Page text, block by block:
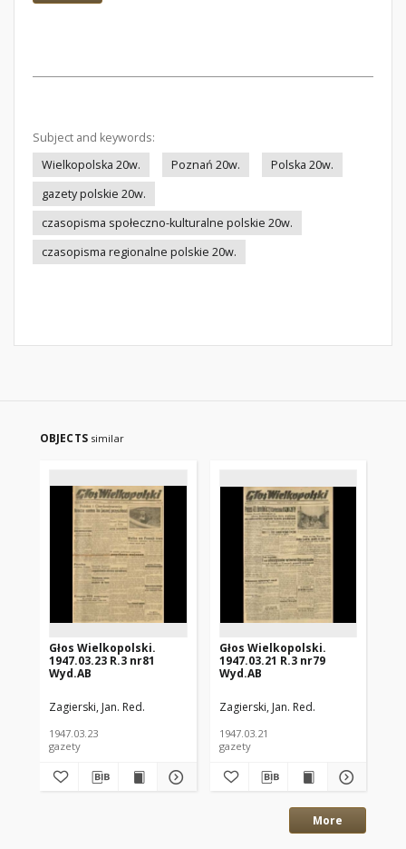
Subject and keywords:
Wielkopolska 20w.
Poznań 20w.
Polska 20w.
gazety polskie 20w.
czasopisma społeczno-kulturalne polskie 20w.
czasopisma regionalne polskie 20w.
OBJECTS similar
Głos Wielkopolski.
1947.03.23 R.3 nr81
Wyd.AB
Zagierski, Jan. Red.
1947.03.23
gazety
Głos Wielkopolski.
1947.03.21 R.3 nr79
Wyd.AB
Zagierski, Jan. Red.
1947.03.21
gazety
More